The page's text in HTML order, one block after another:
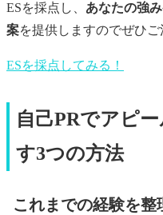
ESを採点し、 あなたの強み
案を提供しますのでぜひご
ESを採点してみる！
自己PRでアピ
す3つの方法
これまでの経験を整